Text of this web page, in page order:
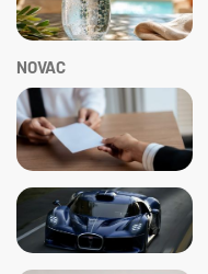
NOVAC